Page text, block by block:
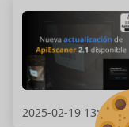
2025-02-19 13:49:00